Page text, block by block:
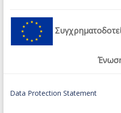
Data Protection Statement